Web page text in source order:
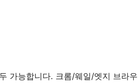
가능합니다. 크롬/웨일/엣지 브라우